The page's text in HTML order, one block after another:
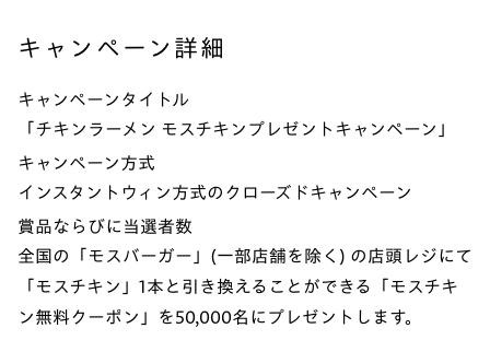
キャンペーン詳細
キャンペーンタイトル
「チキンラーメン モスチキンプレゼントキャンペーン」
キャンペーン方式
インスタントウィン方式のクローズドキャンペーン
賞品ならびに当選者数
全国の「モスバーガー」(一部店舗を除く) の店頭レジにて
「モスチキン」1本と引き換えることができる「モスチキ
ン無料クーポン」を50,000名にプレゼントします。